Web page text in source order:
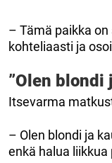
– Tämä paikka
kohteliaasti ja
”Olen blondi
Itsevarma
– Olen blondi ja
enkä halua liikkua